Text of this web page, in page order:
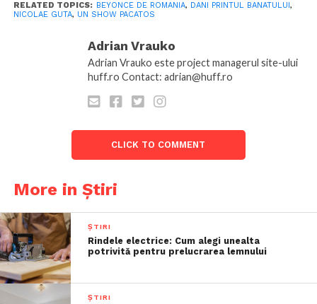
RELATED TOPICS: BEYONCE DE ROMANIA, DANI PRINTUL BANATULUI,
NICOLAE GUTA, UN SHOW PACATOS
Adrian Vrauko
Adrian Vrauko este project managerul site-ului
huff.ro Contact: adrian@huff.ro
CLICK TO COMMENT
More in Știri
ȘTIRI
Rindele electrice: Cum alegi unealta
potrivită pentru prelucrarea lemnului
ȘTIRI